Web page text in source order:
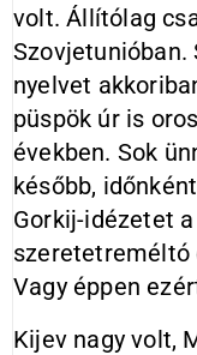
volt. Állítólag
nyelvet
püspök úr is
években. Sok
később,
Gorkij-idézetet
szeretetreméltó
Vagy éppen
Kijev nagy volt,